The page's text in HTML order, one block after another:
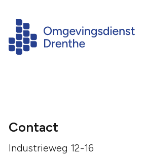
Contact
Industrieweg 12-16